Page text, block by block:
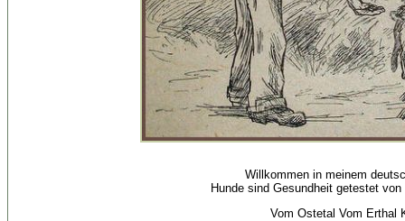
Willkommen in meinem
Hunde sind Gesundheit getestet
Vom Ostetal Vom Erthal